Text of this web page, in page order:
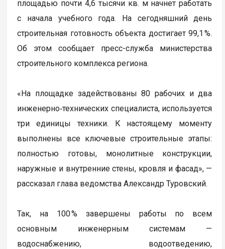
площадью почти 4,6 тысячи кв. м начнет работать
с начала учебного года. На сегодняшний день
строительная готовность объекта достигает 99,1 %.
Об этом сообщает пресс-служба министерства
строительного комплекса региона.
«На площадке задействованы 80 рабочих и два
инженерно‑технических специалиста, используется
три единицы техники. К настоящему моменту
выполнены все ключевые строительные этапы:
полностью готовы, монолитные конструкции,
наружные и внутренние стены, кровля и фасад», —
рассказал глава ведомства Александр Туровский.
Так, на 100 % завершены работы по всем
основным инженерным системам —
водоснабжению, водоотведению,